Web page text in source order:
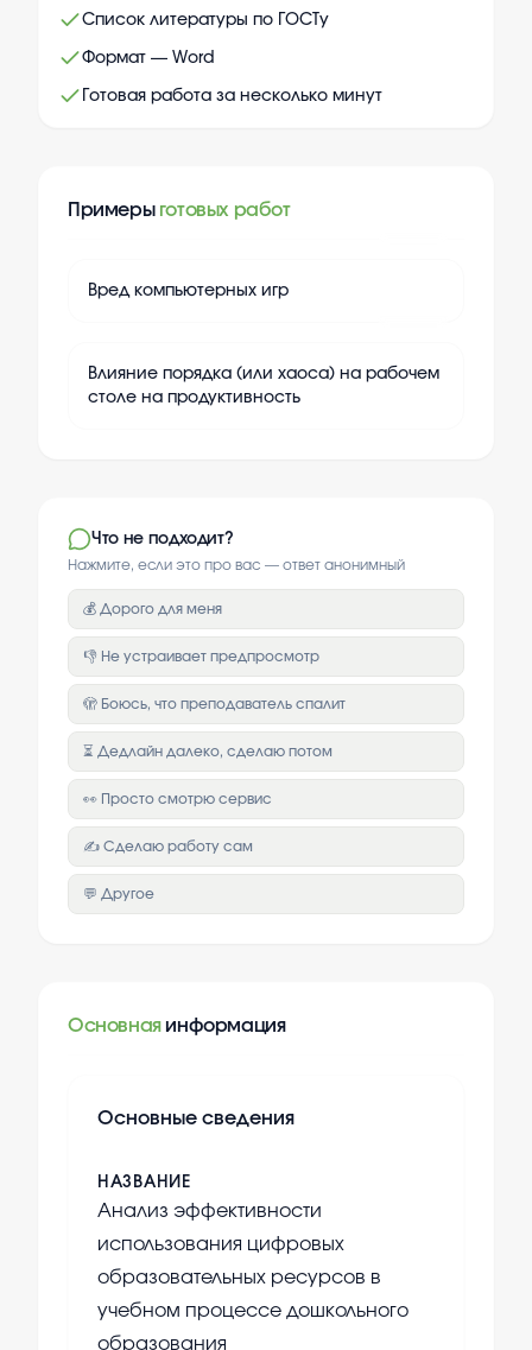
Список литературы по ГОСТу
Формат — Word
Готовая работа за несколько минут
Примеры готовых работ
Вред компьютерных игр
Влияние порядка (или хаоса) на рабочем
столе на продуктивность
Что не подходит?
Нажмите, если это про вас — ответ анонимный
💰 Дорого для меня
👎 Не устраивает предпросмотр
🫣 Боюсь, что преподаватель спалит
⏳ Дедлайн далеко, сделаю потом
👀 Просто смотрю сервис
✍️ Сделаю работу сам
💬 Другое
Основная информация
Основные сведения
НАЗВАНИЕ
Анализ эффективности
использования цифровых
образовательных ресурсов в
учебном процессе дошкольного
образования